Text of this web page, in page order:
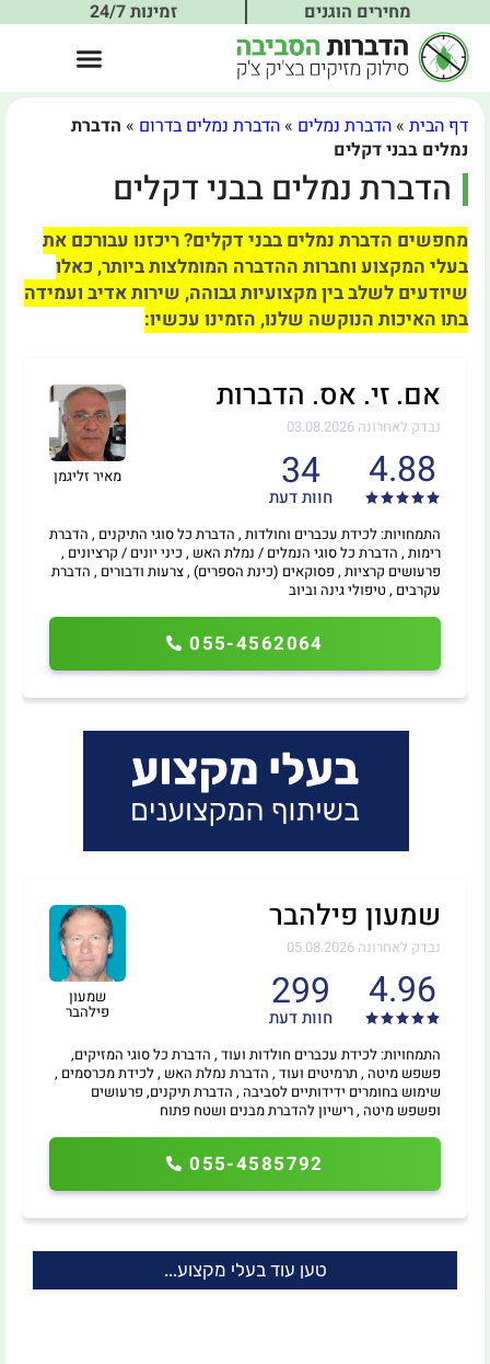
מחירים הוגנים זמינות 24/7
דף הבית »הדברת נמלים »הדברת נמלים בדרום » הדברת
נמלים בבני דקלים
הדברת נמלים בבני דקלים
מחפשים הדברת נמלים בבני דקלים? ריכזנו עבורכם את
בעלי המקצוע וחברות ההדברה המומלצות ביותר, כאלו
שיודעים לשלב בין מקצועיות גבוהה, שירות אדיב ועמידה
בתו האיכות הנוקשה שלנו, הזמינו עכשיו:
מאיר זליגמן
אם. זי. אס. הדברות
נבדק לאחרונה 03.08.2026
4.88
34
חוות דעת
055-4562064
התמחויות: לכידת עכברים וחולדות , הדברת כל סוגי התיקנים , הדברת
רימות , הדברת כל סוגי הנמלים / נמלת האש , כיני יונים / קרציונים ,
פרעושים קרציות , פסוקאים (כינת הספרים) , צרעות ודבורים , הדברת
עקרבים , טיפולי גינה וביוב
שמעון
פילהבר
שמעון פילהבר
נבדק לאחרונה 05.08.2026
4.96
299
חוות דעת
055-4585792
התמחויות: לכידת עכברים חולדות ועוד , הדברת כל סוגי המזיקים,
פשפש מיטה , תרמיטים ועוד , הדברת נמלת האש , לכידת מכרסמים ,
שימוש בחומרים ידידותיים לסביבה , הדברת תיקנים, פרעושים
ופשפש מיטה , רישיון להדברת מבנים ושטח פתוח
טען עוד בעלי מקצוע...